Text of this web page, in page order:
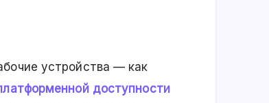
устройства — как
доступности